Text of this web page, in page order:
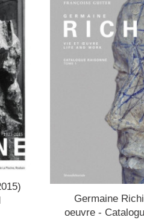
Germaine
oeuvre -